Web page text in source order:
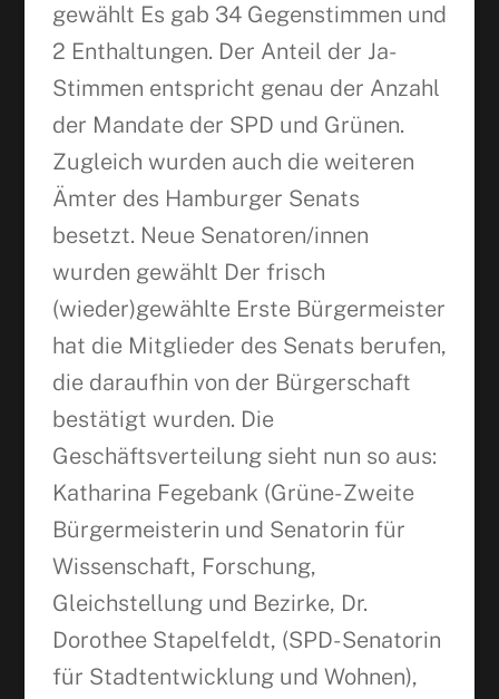
gewählt Es gab 34 Gegenstimmen und
2 Enthaltungen. Der Anteil der Ja-
Stimmen entspricht genau der Anzahl
der Mandate der SPD und Grünen.
Zugleich wurden auch die weiteren
Ämter des Hamburger Senats
besetzt. Neue Senatoren/innen
wurden gewählt Der frisch
(wieder)gewählte Erste Bürgermeister
hat die Mitglieder des Senats berufen,
die daraufhin von der Bürgerschaft
bestätigt wurden. Die
Geschäftsverteilung sieht nun so aus:
Katharina Fegebank (Grüne- Zweite
Bürgermeisterin und Senatorin für
Wissenschaft, Forschung,
Gleichstellung und Bezirke, Dr.
Dorothee Stapelfeldt, (SPD- Senatorin
für Stadtentwicklung und Wohnen),